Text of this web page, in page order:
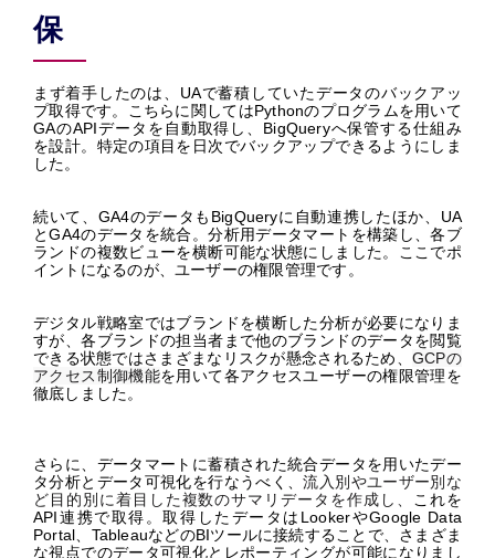
保
まず着手したのは、UAで蓄積していたデータのバックアッ
プ取得です。こちらに関してはPythonのプログラムを用いて
GAのAPIデータを自動取得し、BigQueryへ保管する仕組み
を設計。特定の項目を日次でバックアップできるようにしま
した。
続いて、GA4のデータもBigQueryに自動連携したほか、UA
とGA4のデータを統合。分析用データマートを構築し、各ブ
ランドの複数ビューを横断可能な状態にしました。ここでポ
イントになるのが、ユーザーの権限管理です。
デジタル戦略室ではブランドを横断した分析が必要になりま
すが、各ブランドの担当者まで他のブランドのデータを閲覧
できる状態ではさまざまなリスクが懸念されるため、GCPの
アクセス制御機能を用いて各アクセスユーザーの権限管理を
徹底しました。
さらに、データマートに蓄積された統合データを用いたデー
タ分析とデータ可視化を行なうべく、流入別やユーザー別な
ど目的別に着目した複数のサマリデータを作成し、
これを
API連携で取得。取得したデータはLookerやGoogle Data
Portal、TableauなどのBIツールに接続することで、さまざま
な視点でのデータ可視化とレポーティングが可能になりまし